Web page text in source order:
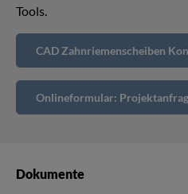
Tools.
CAD Zahnriemenscheiben
Onlineformular:
Dokumente